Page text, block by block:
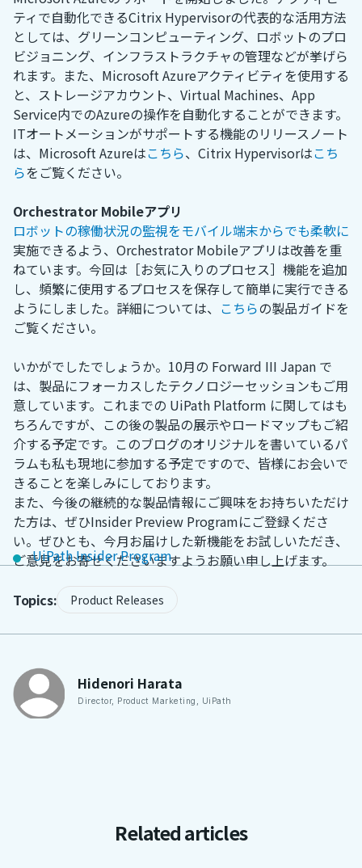
ティで自動化できるCitrix Hypervisorの代表的な活用方法
としては、グリーンコンピューティング、ロボットのプロ
ビジョニング、インフラストラクチャの管理などが挙げら
れます。また、Microsoft Azureアクティビティを使用する
と、ストレージアカウント、Virtual Machines、App
Service内でのAzureの操作を自動化することができます。
ITオートメーションがサポートする機能のリリースノート
は、Microsoft Azureはこちら、Citrix Hypervisorはこち
らをご覧ください。
Orchestrator Mobileアプリ
ロボットの稼働状況の監視をモバイル端末からでも柔軟に
実施できるよう、Orchestrator Mobileアプリは改善を重
ねています。今回は［お気に入りのプロセス］機能を追加
し、頻繁に使用するプロセスを保存して簡単に実行できる
ようにしました。詳細については、 こちらの製品ガイドを
ご覧ください。
いかがでしたでしょうか。10月の Forward III Japan で
は、製品にフォーカスしたテクノロジーセッションもご用
意しています。これまでの UiPath Platform に関してはも
ちろんですが、この後の製品の展示やロードマップもご紹
介する予定です。このブログのオリジナルを書いているパ
ラムも私も現地に参加する予定ですので、皆様にお会いで
きることを楽しみにしております。
また、今後の継続的な製品情報にご興味をお持ちいただけ
た方は、ぜひInsider Preview Programにご登録くださ
い。ぜひとも、今月お届けした新機能をお試しいただき、
ご意見をお寄せくださいますようお願い申し上げます。
UiPath Insider Program
Topics: Product Releases
Hidenori Harata
Director, Product Marketing UiPath
Related articles